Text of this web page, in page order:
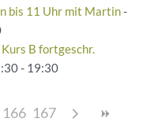
bis 11 Uhr mit Martin-
B fortgeschr.
- 19:30
166 167